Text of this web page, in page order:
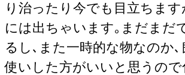
り治ったり今でも目立ちま
には出ちゃいます｡まだまだ
るし､また一時的な物なのか
使いした方がいいと思うので